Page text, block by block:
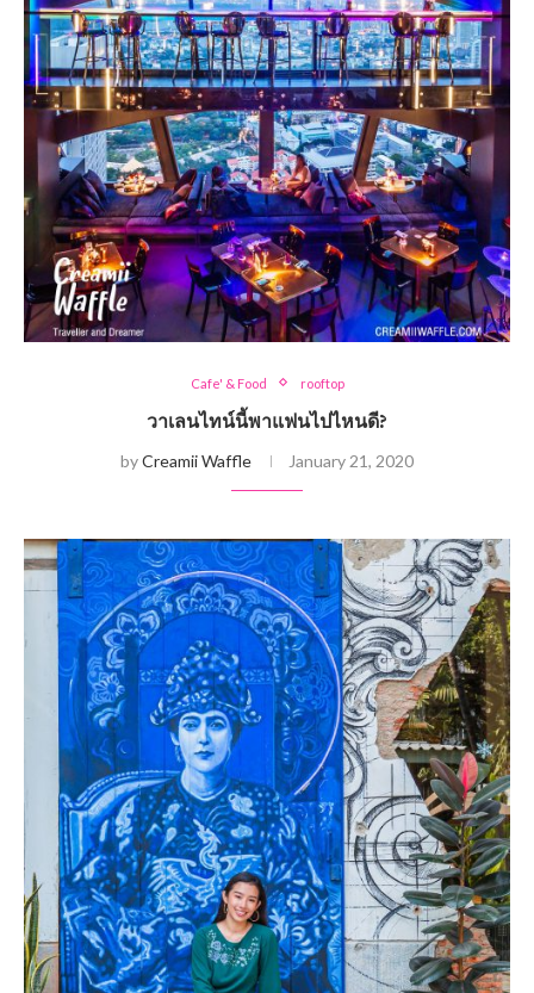
Cafe' & Food rooftop
วาเลนไทน์นี้พาแฟนไปไหนดี?
byCreamii Waffle January 21, 2020